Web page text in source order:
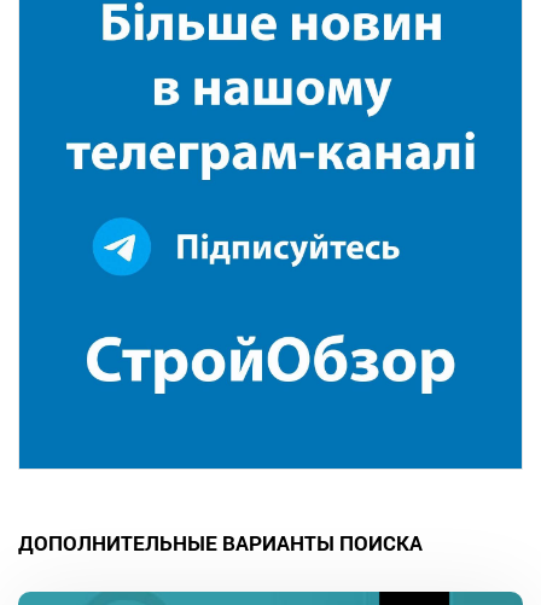
ДОПОЛНИТЕЛЬНЫЕ ВАРИАНТЫ ПОИСКА